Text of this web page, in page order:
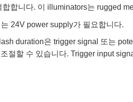
합합니다. 이 illuminators는 rugged
24V power supply가 필요합니다.
duration은 trigger signal 또는
절할 수 있습니다. Trigger input